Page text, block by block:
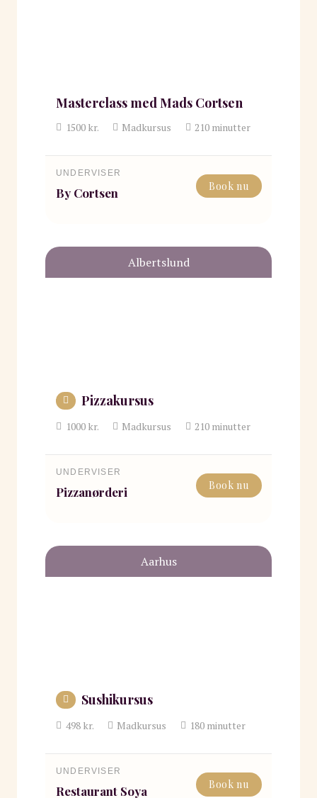
Masterclass med Mads Cortsen
1500kr. Madkursus 210 minutter
UNDERVISER
By Cortsen Book nu
Albertslund
Pizzakursus
1000kr. Madkursus 210 minutter
UNDERVISER
Pizzanørderi Book nu
Aarhus
Sushikursus
498kr. Madkursus 180 minutter
UNDERVISER
Restaurant Soya Book nu